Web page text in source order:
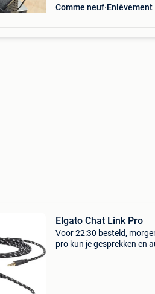
Comme neuf Enlèvement
Elgato Chat Link Pro
Voor 22:30 besteld,
pro kun je gesprekken en